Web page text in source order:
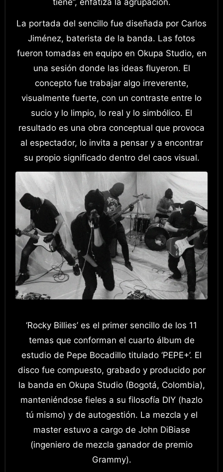
La portada del sencillo fue diseñada por Carlos
Jiménez, baterista de la banda. Las fotos
fueron tomadas en equipo en Okupa Studio, en
una sesión donde las ideas fluyeron. El
concepto fue trabajar algo irreverente,
visualmente fuerte, con un contraste entre lo
sucio y lo limpio, lo real y lo simbólico. El
resultado es una obra conceptual que provoca
al espectador, lo invita a pensar y a encontrar
su propio significado dentro del caos visual.
‘Rocky Billies’ es el primer sencillo de los 11
temas que conforman el cuarto álbum de
estudio de Pepe Bocadillo titulado ‘PEPE+’. El
disco fue compuesto, grabado y producido por
la banda en Okupa Studio (Bogotá, Colombia),
manteniéndose fieles a su filosofía DIY (hazlo
tú mismo) y de autogestión. La mezcla y el
master estuvo a cargo de John DiBiase
(ingeniero de mezcla ganador de premio
Grammy).